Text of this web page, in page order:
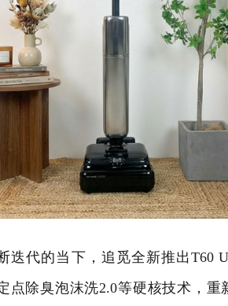
迭代的当下，追觅全新推出T60
点除臭泡沫洗2.0等硬核技术，重